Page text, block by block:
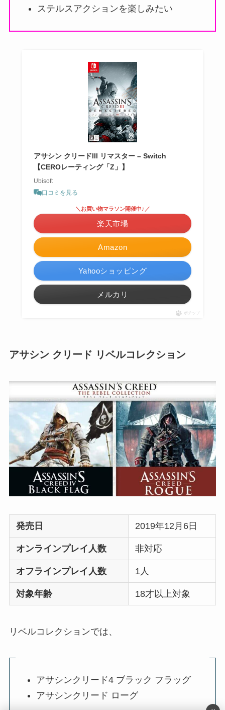
ステルスアクションを楽しみたい
アサシン クリードIII リマスター – Switch
【CEROレーティング「Z」】
Ubisoft
口コミを見る
Amazon
＼お買い物マラソン開催中♪／
楽天市場
Yahooショッピング
メルカリ
ポチップ
アサシン クリード リベルコレクション
発売日 2019年12月6日
オンラインプレイ人数 非対応
オフラインプレイ人数 1人
対象年齢 18才以上対象
リベルコレクションでは、
アサシンクリード4 ブラック フラッグ
アサシンクリード ローグ